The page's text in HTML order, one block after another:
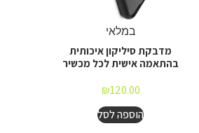
במלאי
מדבקת סיליקון איכותית
בהתאמה אישית לכל מכשיר
₪120.00
הוספה לסל